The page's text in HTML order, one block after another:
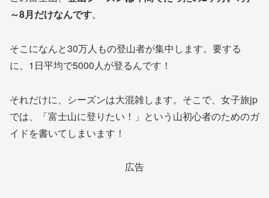
～8月だけなんです。
そこになんと30万人もの登山者が集中します。要する
に、1日平均で5000人が登るんです！
それだけに、シーズンは大混雑します。そこで、女子旅jp
では、「富士山に登りたい！」という山初心者のためのガ
イドを書いてしまいます！
広告